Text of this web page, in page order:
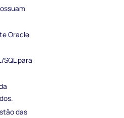
Oracle
para
das